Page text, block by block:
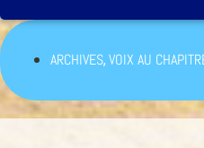
ARCHIVES,VOIX AU